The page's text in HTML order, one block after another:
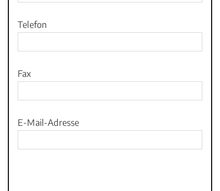
Telefon
Fax
E-Mail-Adresse